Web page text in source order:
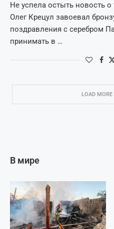
Не успела остыть новость
Олег Крецул завоевал
поздравления с серебром
принимать в …
LOAD
В мире